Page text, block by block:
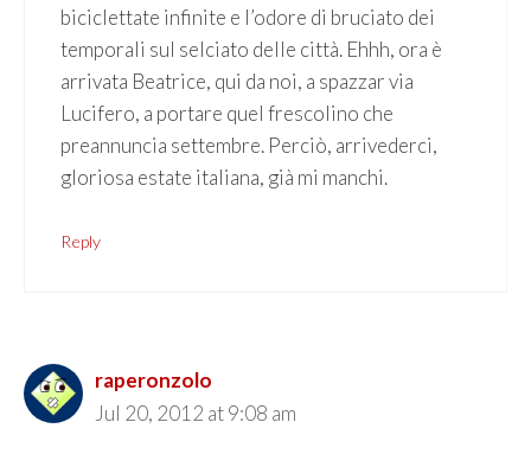
biciclettate infinite e l’odore di bruciato dei
temporali sul selciato delle città. Ehhh, ora è
arrivata Beatrice, qui da noi, a spazzar via
Lucifero, a portare quel frescolino che
preannuncia settembre. Perciò, arrivederci,
gloriosa estate italiana, già mi manchi.
Reply
raperonzolo
Jul 20, 2012 at 9:08 am